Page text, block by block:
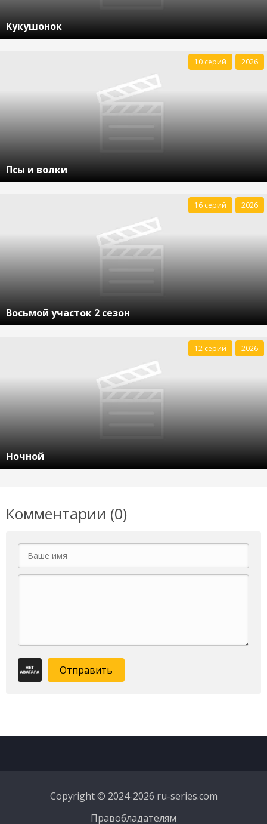
Кукушонок
Псы и волки
10 серий 2026
Восьмой участок 2 сезон
16 серий 2026
Ночной
12 серий 2026
Комментарии (0)
Отправить
Copyright © 2024-2026 ru-series.com
Правобладателям